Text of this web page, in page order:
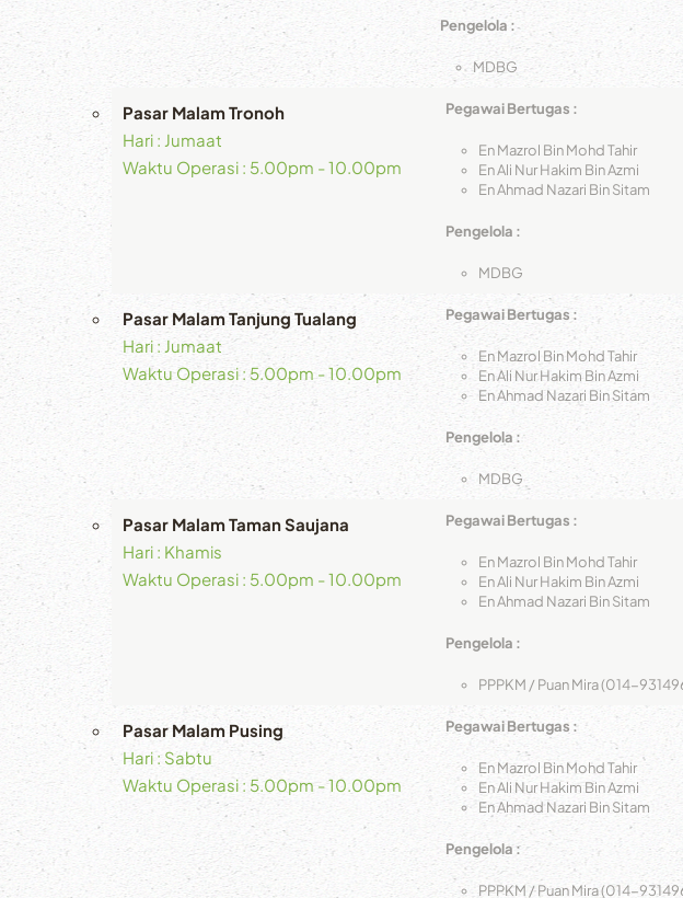
Pengelola :
MDBG
Pasar Malam Tronoh
Hari : Jumaat
Waktu Operasi : 5.00pm - 10.00pm
Pegawai Bertugas :
En Mazrol Bin Mohd Tahir
En Ali Nur Hakim Bin Azmi
En Ahmad Nazari Bin Sitam
Pengelola :
MDBG
Pasar Malam Tanjung Tualang
Hari : Jumaat
Waktu Operasi : 5.00pm - 10.00pm
Pegawai Bertugas :
En Mazrol Bin Mohd Tahir
En Ali Nur Hakim Bin Azmi
En Ahmad Nazari Bin Sitam
Pengelola :
MDBG
Pasar Malam Taman Saujana
Hari : Khamis
Waktu Operasi : 5.00pm - 10.00pm
Pegawai Bertugas :
En Mazrol Bin Mohd Tahir
En Ali Nur Hakim Bin Azmi
En Ahmad Nazari Bin Sitam
Pengelola :
PPPKM / Puan Mira (014-
Pasar Malam Pusing
Hari : Sabtu
Waktu Operasi : 5.00pm - 10.00pm
Pegawai Bertugas :
En Mazrol Bin Mohd Tahir
En Ali Nur Hakim Bin Azmi
En Ahmad Nazari Bin Sitam
Pengelola :
PPPKM / Puan Mira (014-